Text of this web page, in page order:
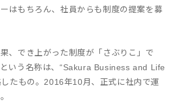
はもちろん、社員からも制度の提案を募
、でき上がった制度が「さぶりこ」で
いう名称は、“Sakura Business and Life
たもの。2016年10月、正式に社内で運